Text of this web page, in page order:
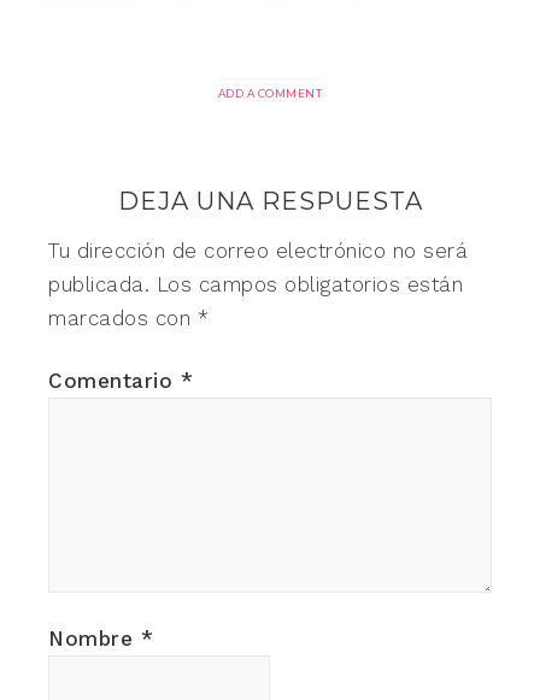
ADD A COMMENT
DEJA UNA RESPUESTA
Tu dirección de correo electrónico no será
publicada. Los campos obligatorios están
marcados con *
Comentario *
Nombre *